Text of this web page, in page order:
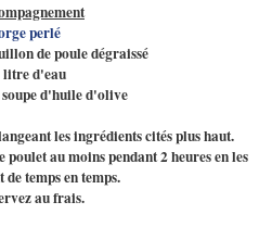
perlé
de poule dégraissé
litre d'eau
d'huile d'olive
les ingrédients cités plus haut.
au moins pendant 2 heures en les
temps en temps.
au frais.